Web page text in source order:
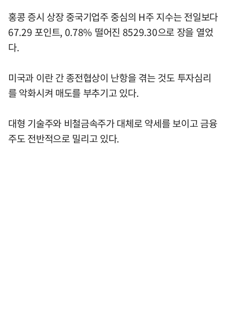
홍콩 증시 상장 중국기업주 중심의 H주 지수는 전일보다
67.29 포인트, 0.78% 떨어진 8529.30으로 장을 열었
다.
미국과 이란 간 종전협상이 난항을 겪는 것도 투자심리
를 악화시켜 매도를 부추기고 있다.
대형 기술주와 비철금속주가 대체로 약세를 보이고 금융
주도 전반적으로 밀리고 있다.